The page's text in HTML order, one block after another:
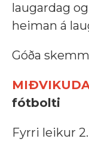
laugardag
heiman á
Góða
fótbolti
Fyrri leikur